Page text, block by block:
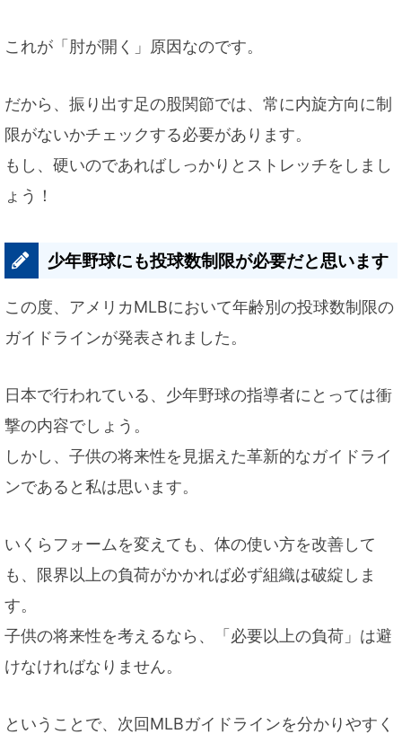
これが「肘が開く」原因なのです。
だから、振り出す足の股関節では、常に内旋方向に制
限がないかチェックする必要があります。
もし、硬いのであればしっかりとストレッチをしまし
ょう！
少年野球にも投球数制限が必要だと思います
この度、アメリカMLBにおいて年齢別の投球数制限の
ガイドラインが発表されました。
日本で行われている、少年野球の指導者にとっては衝
撃の内容でしょう。
しかし、子供の将来性を見据えた革新的なガイドライ
ンであると私は思います。
いくらフォームを変えても、体の使い方を改善して
も、限界以上の負荷がかかれば必ず組織は破綻しま
す。
子供の将来性を考えるなら、「必要以上の負荷」は避
けなければなりません。
ということで、次回MLBガイドラインを分かりやすく